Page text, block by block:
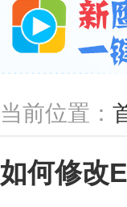
当前位置：
如何修改